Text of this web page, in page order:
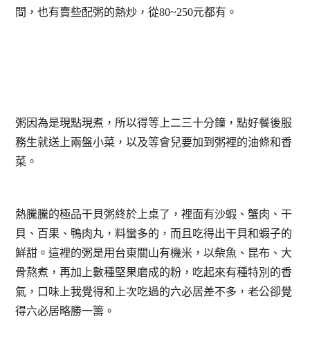
間，也有賣些配粥的熱炒，從80~250元都有。
粥因為是現點現煮，所以得等上二三十分鐘，點好餐後服
務生就送上兩盤小菜，以及等會兒要加到粥裡的油條和香
菜。
熱騰騰的極品干貝粥終於上桌了，裡面有沙蝦、蟹肉、干
貝、百果、鴨肉丸，料蠻多的，而且吃得出干貝和蝦子的
鮮甜。這裡的粥是用台東關山有機米，以柴魚、昆布、大
骨熬煮，再加上數種堅果磨成的粉，吃起來有種特別的香
氣，口味上我覺得和上次吃過的六必居差不多，老公卻覺
得六必居略勝一籌。